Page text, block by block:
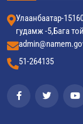
Улаанбаатар-
гудамж -5,Бага
51-264135